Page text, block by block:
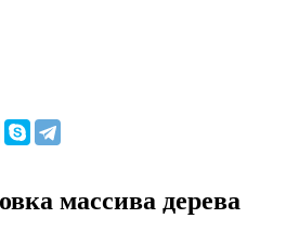
массива дерева